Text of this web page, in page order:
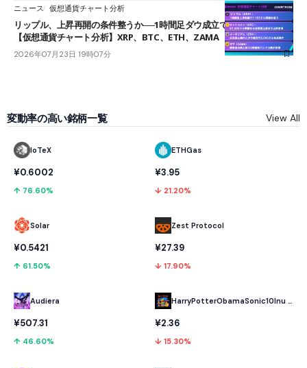
ニュース 仮想通貨チャート分析
リップル、上昇再開の条件整うか──1時間足ダウ成立で1.185ドルを狙う
【仮想通貨チャート分析】XRP、BTC、ETH、ZAMA
2026年07月23日 19時07分
変動率の高い銘柄一覧 View All
IoTeX
¥0.6002
↑ 76.60%
Solar
¥0.5421
↑ 61.50%
Audiera
¥507.31
↑ 46.60%
ETHGas
¥3.95
↓ 21.20%
Zest Protocol
¥27.39
↓ 17.90%
HarryPotterObamaSonic10Inu (ETH)
¥2.36
↓ 15.30%